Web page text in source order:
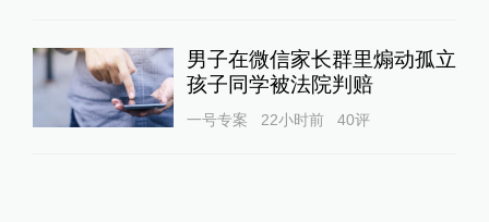
男子在微信家长群里煽动孤立
孩子同学被法院判赔
一号专案 22小时前 40评